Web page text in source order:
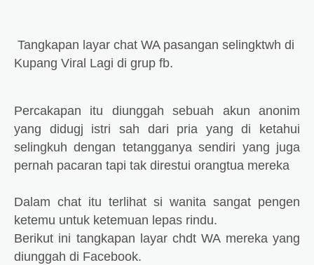
Tangkapan layar chat WA pasangan selingktwh di
Kupang Viral Lagi di grup fb.
Percakapan itu diunggah sebuah akun anonim
yang didugj istri sah dari pria yang di ketahui
selingkuh dengan tetangganya sendiri yang juga
pernah pacaran tapi tak direstui orangtua mereka
Dalam chat itu terlihat si wanita sangat pengen
ketemu untuk ketemuan lepas rindu.
Berikut ini tangkapan layar chdt WA mereka yang
diunggah di Facebook.